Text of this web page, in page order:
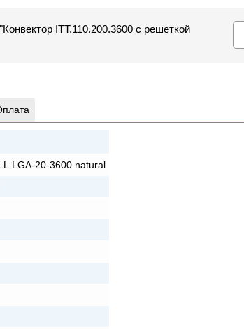
ITT.110.200.3600 с решеткой
20-3600 natural